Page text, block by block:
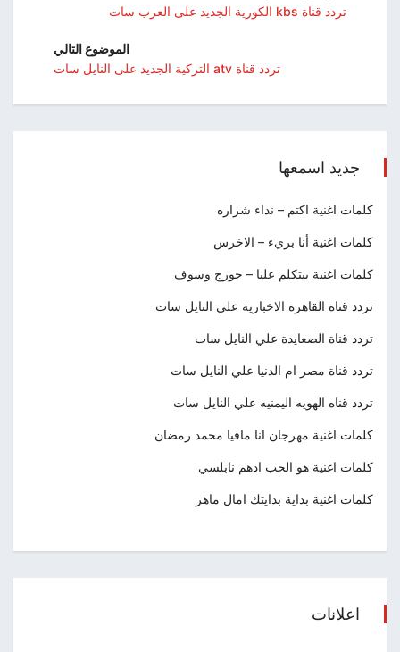
تردد قناة kbs الكورية الجديد على العرب سات
الموضوع التالي
تردد قناة atv التركية الجديد على النايل سات
جديد اسمعها
كلمات اغنية اكتم – نداء شراره
كلمات اغنية أنا بريء – الاخرس
كلمات اغنية بيتكلم عليا – جورج وسوف
تردد قناة القاهرة الاخبارية علي النايل سات
تردد قناة الصعايدة علي النايل سات
تردد قناة مصر ام الدنيا علي النايل سات
تردد قناه الهويه اليمنيه علي النايل سات
كلمات اغنية مهرجان انا مافيا محمد رمضان
كلمات اغنية هو الحب ادهم نابلسي
كلمات اغنية بداية بدايتك امال ماهر
اعلانات